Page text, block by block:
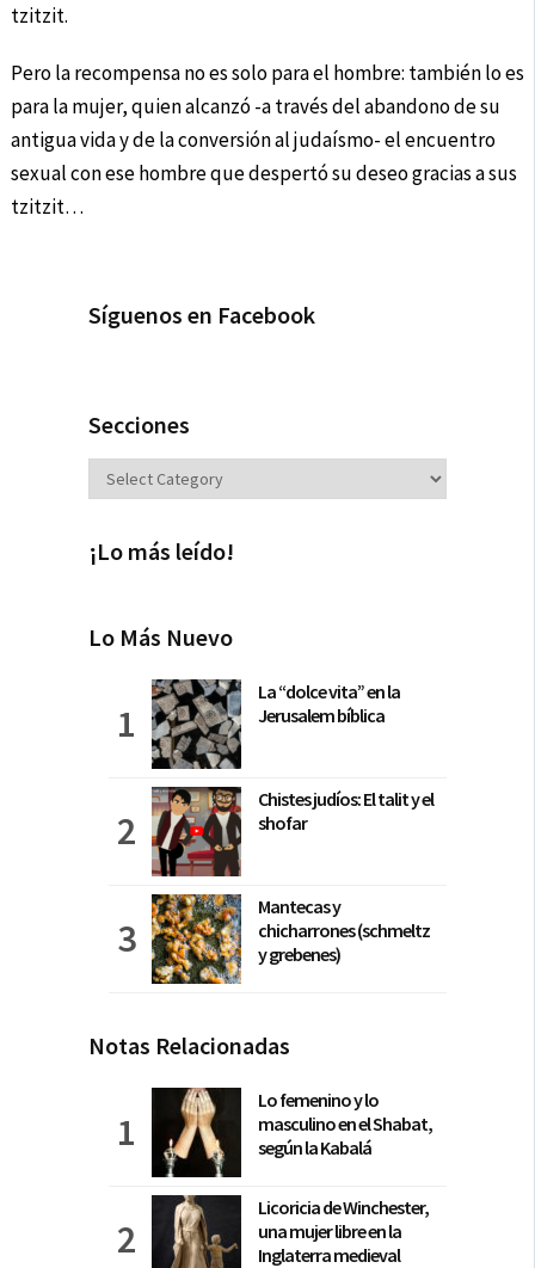
tzitzit.
Pero la recompensa no es solo para el hombre: también lo es
para la mujer, quien alcanzó -a través del abandono de su
antigua vida y de la conversión al judaísmo- el encuentro
sexual con ese hombre que despertó su deseo gracias a sus
tzitzit…
Síguenos en Facebook
Secciones
Secciones
¡Lo más leído!
Lo Más Nuevo
La “dolce vita” en la
Jerusalem bíblica
Chistes judíos: El talit y el
shofar
Mantecas y
chicharrones (schmeltz
y grebenes)
Notas Relacionadas
Lo femenino y lo
masculino en el Shabat,
según la Kabalá
Licoricia de Winchester,
una mujer libre en la
Inglaterra medieval